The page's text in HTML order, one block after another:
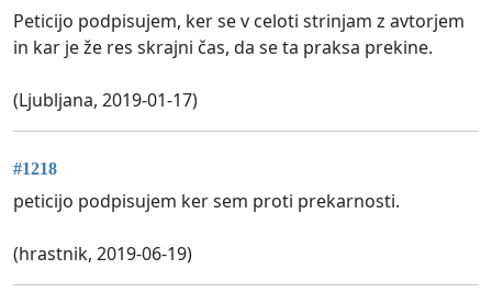
Peticijo podpisujem, ker se v celoti strinjam z avtorjem
in kar je že res skrajni čas, da se ta praksa prekine.
(Ljubljana, 2019-01-17)
#1218
peticijo podpisujem ker sem proti prekarnosti.
(hrastnik, 2019-06-19)